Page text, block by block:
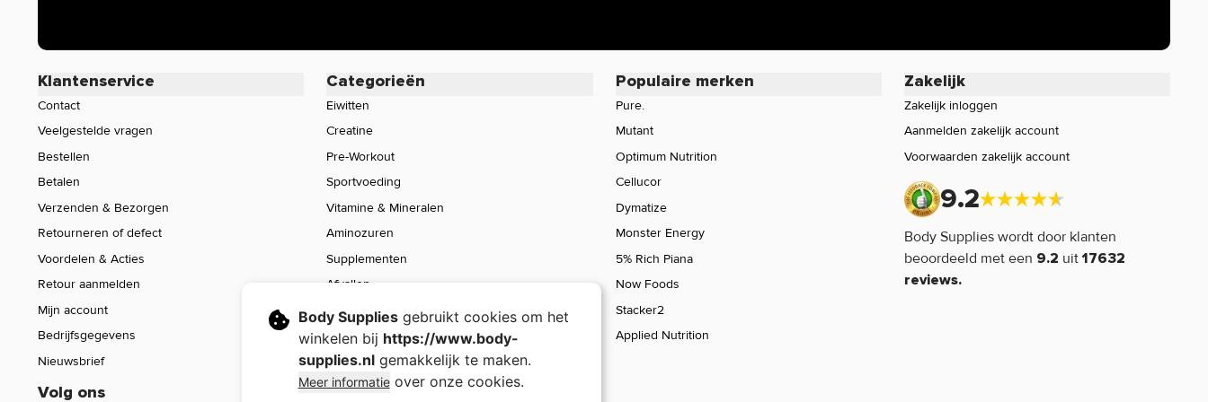
Klantenservice
Contact
Veelgestelde vragen
Bestellen
Betalen
Verzenden & Bezorgen
Retourneren of defect
Voordelen & Acties
Retour aanmelden
Mijn account
Bedrijfsgegevens
Nieuwsbrief
Volg ons
Categorieën
Eiwitten
Creatine
Pre-Workout
Sportvoeding
Vitamine & Mineralen
Aminozuren
Supplementen
Afvallen
Voeding
Sport Gear
Sale
Populaire merken
Pure.
Mutant
Optimum Nutrition
Cellucor
Dymatize
Monster Energy
5% Rich Piana
Now Foods
Stacker2
Applied Nutrition
Zakelijk
Zakelijk inloggen
Aanmelden zakelijk account
Voorwaarden zakelijk account
9.2
Body Supplies wordt door klanten
beoordeeld met een 9.2 uit17632
reviews.
Body Suppliesgebruikt cookies om het
winkelen bij https://www.body-
supplies.nlgemakkelijk te maken.
Meer informatieover onze cookies.